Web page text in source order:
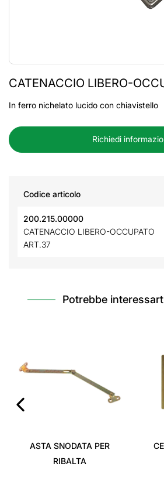
CATENACCIO LIBERO-
In ferro nichelato lucido con chiavistello
Richiedi
Codice articolo
200.215.00000
CATENACCIO LIBERO-OCCUPATO
ART.37
Potrebbe
ASTA SNODATA PER
RIBALTA